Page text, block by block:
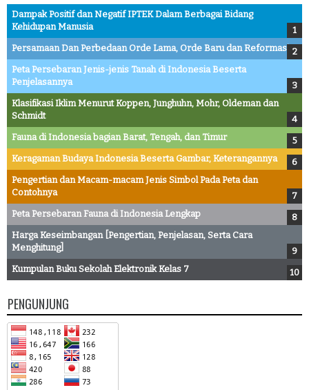
Dampak Positif dan Negatif IPTEK Dalam Berbagai Bidang
Kehidupan Manusia
Persamaan Dan Perbedaan Orde Lama, Orde Baru dan Reformasi
Peta Persebaran Jenis-jenis Tanah di Indonesia Beserta
Penjelasannya
Klasifikasi Iklim Menurut Koppen, Junghuhn, Mohr, Oldeman dan
Schmidt
Fauna di Indonesia bagian Barat, Tengah, dan Timur
Keragaman Budaya Indonesia Beserta Gambar, Keterangannya
Pengertian dan Macam-macam Jenis Simbol Pada Peta dan
Contohnya
Peta Persebaran Fauna di Indonesia Lengkap
Harga Keseimbangan [Pengertian, Penjelasan, Serta Cara
Menghitung]
Kumpulan Buku Sekolah Elektronik Kelas 7
PENGUNJUNG